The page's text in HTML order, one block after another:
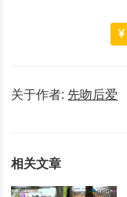
关于作者: 先吻后爱
相关文章